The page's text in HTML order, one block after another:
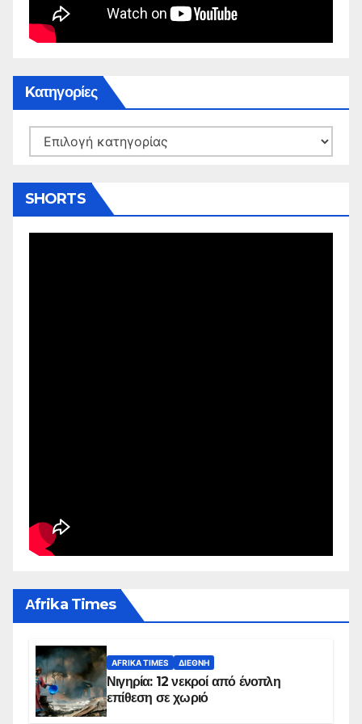
Kατηγορίες
Kατηγορίες
SHORTS
Αfrika Times
AFRIKA TIMES ΔΙΕΘΝΉ
Νιγηρία: 12 νεκροί από ένοπλη
επίθεση σε χωριό